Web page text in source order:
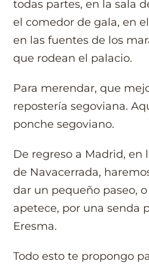
todas partes, en la sala
el comedor de gala, en
en las fuentes de los
que rodean el palacio.
Para merendar, que
repostería segoviana.
ponche segoviano.
De regreso a Madrid,
de Navacerrada,
dar un pequeño paseo,
apetece, por una senda
Eresma.
Todo esto te propongo